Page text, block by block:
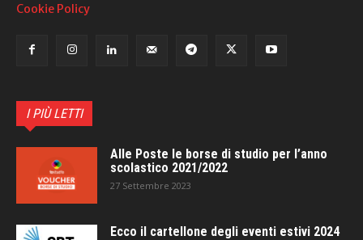
Cookie Policy
I PIÙ LETTI
Alle Poste le borse di studio per l’anno
scolastico 2021/2022
27 Settembre 2023
Ecco il cartellone degli eventi estivi 2024